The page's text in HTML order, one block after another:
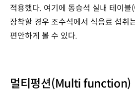
적용했다. 여기에 동승석 실내 테이블
장착할 경우 조수석에서 식음료 섭취
편안하게 볼 수 있다.
멀티펑션(Multi function)